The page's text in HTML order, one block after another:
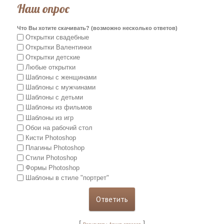
Наш опрос
Что Вы хотите скачивать? (возможно несколько ответов)
Открытки свадебные
Открытки Валентинки
Открытки детские
Любые открытки
Шаблоны с женщинами
Шаблоны с мужчинами
Шаблоны с детьми
Шаблоны из фильмов
Шаблоны из игр
Обои на рабочий стол
Кисти Photoshop
Плагины Photoshop
Стили Photoshop
Формы Photoshop
Шаблоны в стиле "портрет"